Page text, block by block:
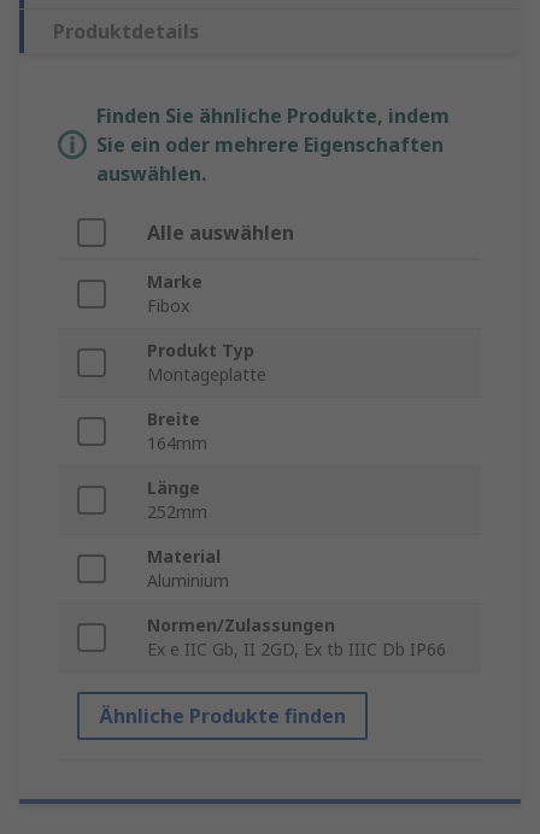
Produktdetails
Finden Sie ähnliche Produkte, indem
Sie ein oder mehrere Eigenschaften
auswählen.
Alle auswählen
Marke
Fibox
Produkt Typ
Montageplatte
Breite
164mm
Länge
252mm
Material
Aluminium
Normen/Zulassungen
Ex e IIC Gb, II 2GD, Ex tb IIIC Db IP66
Ähnliche Produkte finden